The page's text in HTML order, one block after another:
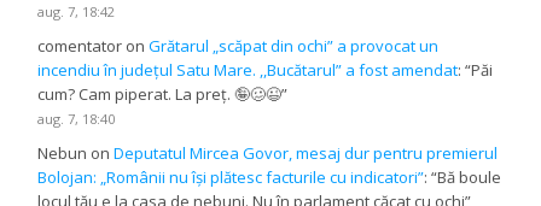
aug. 7, 18:42
comentator onGrătarul „scăpat din ochi” a provocat un
incendiu în județul Satu Mare. ,,Bucătarul” a fost amendat: “Păi
cum? Cam piperat. La preț. 🤪🥴😉”
aug. 7, 18:40
Nebun onDeputatul Mircea Govor, mesaj dur pentru premierul
Bolojan: „Românii nu își plătesc facturile cu indicatori”: “Bă boule
locul tău e la casa de nebuni. Nu în parlament căcat cu ochi”